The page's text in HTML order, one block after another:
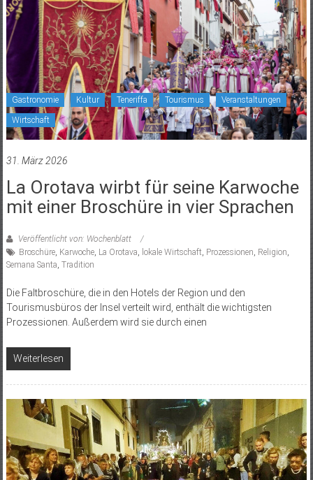
Gastronomie Kultur Teneriffa Tourismus Veranstaltungen
Wirtschaft
31. März 2026
La Orotava wirbt für seine Karwoche
mit einer Broschüre in vier Sprachen
Veröffentlicht von: Wochenblatt
Broschüre, Karwoche, La Orotava lokale Wirtschaft Prozessionen Religion
Semana Santa Tradition
Die Faltbroschüre, die in den Hotels der Region und den
Tourismusbüros der Insel verteilt wird, enthält die wichtigsten
Prozessionen. Außerdem wird sie durch einen
Weiterlesen